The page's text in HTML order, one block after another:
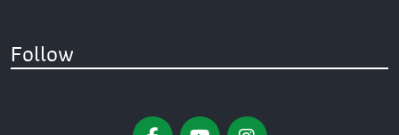
Follow